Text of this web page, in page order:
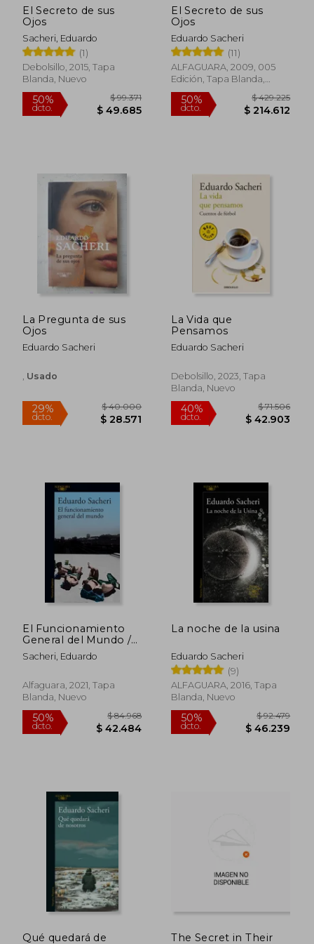
50%
$ 47.618
29%
dcto.
50% 50%
El Secreto de sus
Ojos
Sacheri, Eduardo
(1)
Debolsillo, 2015, Tapa
Blanda, Nuevo
El Secreto de sus
Ojos
Eduardo Sacheri
(11)
ALFAGUARA, 2009, 005
Edición, Tapa Blanda,
Usado
La Pregunta de sus
Ojos
Eduardo Sacheri
Usado
La Vida que
Pensamos
Eduardo Sacheri
Debolsillo, 2023, Tapa
Blanda, Nuevo
El Funcionamiento
General del Mundo /
The General
Understanding of the
Sacheri, Eduardo
Alfaguara, 2021, Tapa
Blanda, Nuevo
La noche de la usina
Eduardo Sacheri
(9)
ALFAGUARA, 2016, Tapa
Blanda, Nuevo
Qué quedará de
The Secret in Their